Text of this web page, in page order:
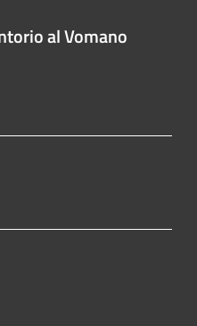
al Vomano